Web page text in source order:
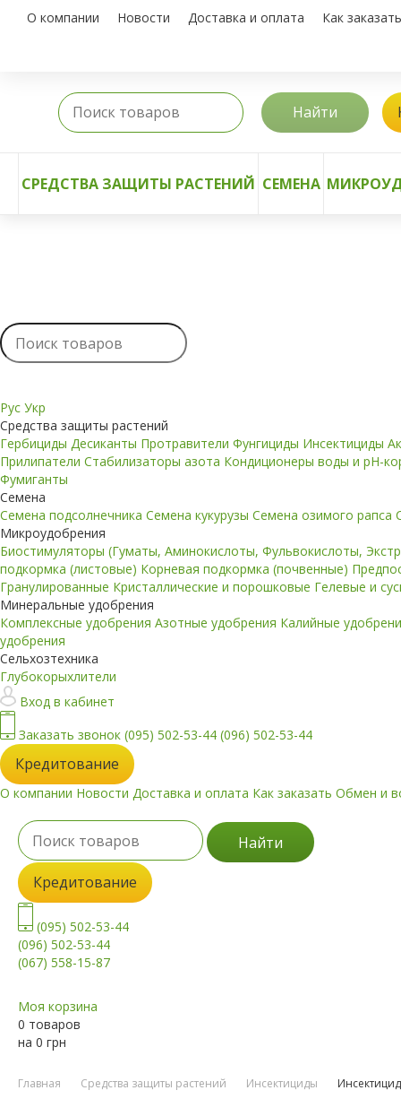
О компании Новости Доставка и оплата Как заказать
Найти
СРЕДСТВА ЗАЩИТЫ РАСТЕНИЙ СЕМЕНА
Рус Укр
Средства защиты растений
Гербициды Десиканты Протравители Фунгициды Инсектициды
Прилипатели Стабилизаторы азота Кондиционеры воды и pH-
Фумиганты
Семена
Семена подсолнечника Семена кукурузы Семена озимого рапса
Микроудобрения
Биостимуляторы (Гуматы, Аминокислоты, Фульвокислоты,
подкормка (листовые) Корневая подкормка (почвенные)
Гранулированные Кристаллические и порошковые Гелевые и
Минеральные удобрения
Комплексные удобрения Азотные удобрения Калийные
удобрения
Сельхозтехника
Глубокорыхлители
Вход в кабинет
Заказать звонок (095) 502-53-44 (096) 502-53-44
Кредитование
О компании Новости Доставка и оплата Как заказать Обмен и
Найти
Кредитование
(095) 502-53-44
(096) 502-53-44
(067) 558-15-87
Моя корзина
0 товаров
на 0 грн
Главная Средства защиты растений Инсектициды